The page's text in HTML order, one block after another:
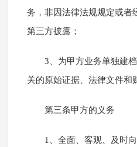
务，非因法律法规规定或者
第三方披露；
3、为甲方业务单独建
关的原始证据、法律文件和
第三条甲方的义务
1、全面、客观、及时